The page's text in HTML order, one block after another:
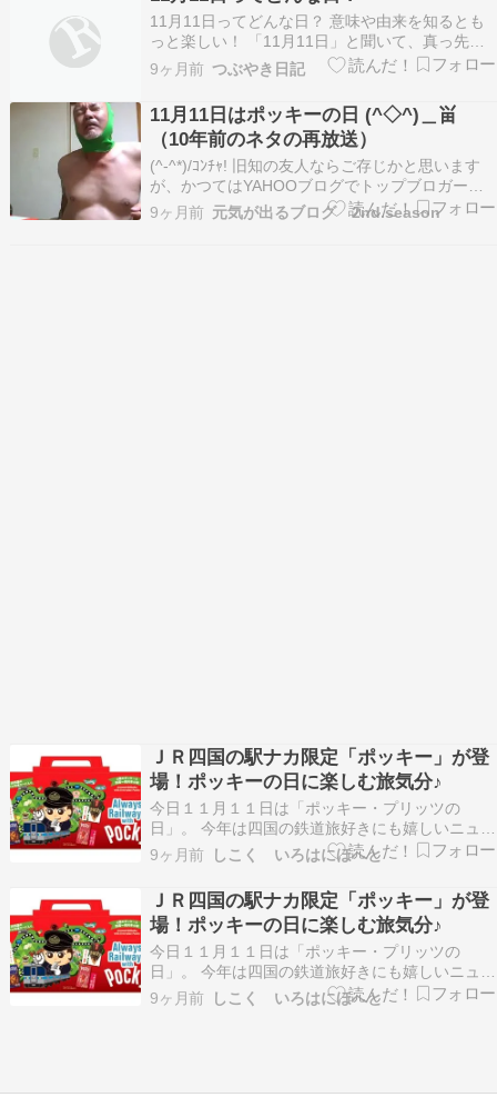
要…
11月11日ってどんな日？ 意味や由来を知るとも
っと楽しい！ 「11月11日」と聞いて、真っ先に
思い浮かぶのは「ポッキーの日」ではないでしょ
うか。でも実は、それだけじゃありません。この
日は一年の中でもっとも多くの“記念日”が重なっ
ている特別な日なんです。数字の「1」が4つ並ぶ
ユ…
9ヶ月前 つぶやき日記
11月11日はポッキーの日 (^◇^)＿畄
（10年前のネタの再放送）
(^-^*)/ｺﾝﾁｬ! 旧知の友人ならご存じかと思います
が、かつてはYAHOOブログでトップブロガーを
していたムラサメです(•Ӫ•)⭐(///o///)ゞ ﾃﾚﾃﾚ 本日
11月11日は勃起ー╰U╯ポッキーの日なのだ～
9ヶ月前 元気が出るブログ 2nd.season
ＪＲ四国の駅ナカ限定「ポッキー」が登
場！ポッキーの日に楽しむ旅気分♪
今日１１月１１日は「ポッキー・プリッツの
日」。 今年は四国の鉄道旅好きにも嬉しいニュー
スが届きました。 ＪＲ四国がグリコとコラボし
ＪＲ四国の駅ナカ限定で 「オリジナルＢＯＸ＆カ
ード付きポッキー４個セット」 の販売が今日から
始まりました。 出典：ＪＲ四国公式リリース Ｊ
Ｒ四国…
9ヶ月前 しこく いろはにほへと
ＪＲ四国の駅ナカ限定「ポッキー」が登
場！ポッキーの日に楽しむ旅気分♪
今日１１月１１日は「ポッキー・プリッツの
日」。 今年は四国の鉄道旅好きにも嬉しいニュー
スが届きました。 ＪＲ四国がグリコとコラボし
ＪＲ四国の駅ナカ限定で 「オリジナルＢＯＸ＆カ
9ヶ月前 しこく いろはにほへと